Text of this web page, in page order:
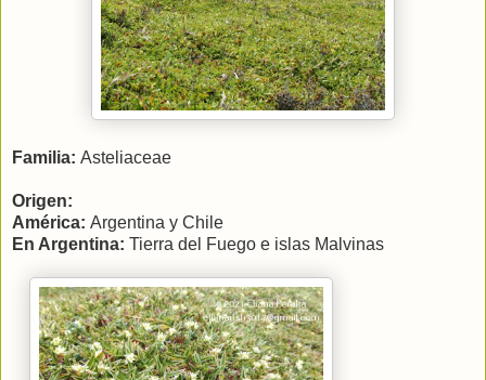
Familia: Asteliaceae
Origen:
América: Argentina y Chile
En Argentina: Tierra del Fuego e islas Malvinas